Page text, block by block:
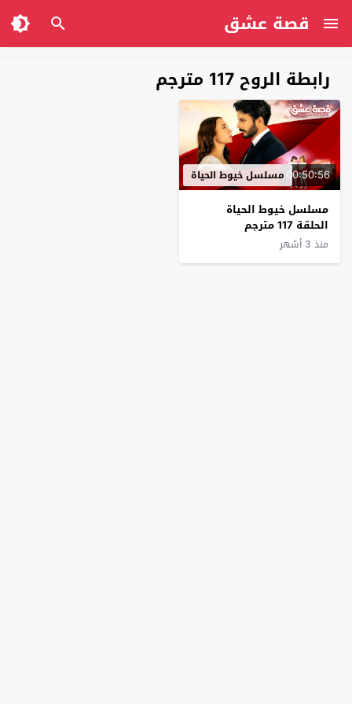
قصة عشق
رابطة الروح 117 مترجم
00:50:56مسلسل خيوط الحياة
مسلسل خيوط الحياة
الحلقة 117 مترجم
منذ 3 أشهر